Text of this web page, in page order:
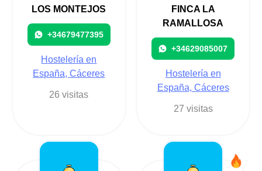
LOS MONTEJOS
+34679477395
Hostelería en
España, Cáceres
26 visitas
FINCA LA
RAMALLOSA
+34629085007
Hostelería en
España, Cáceres
27 visitas